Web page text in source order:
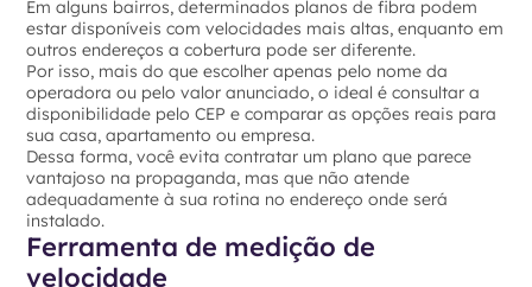
Em alguns bairros, determinados planos de fibra podem
estar disponíveis com velocidades mais altas, enquanto em
outros endereços a cobertura pode ser diferente.
Por isso, mais do que escolher apenas pelo nome da
operadora ou pelo valor anunciado, o ideal é consultar a
disponibilidade pelo CEP e comparar as opções reais para
sua casa, apartamento ou empresa.
Dessa forma, você evita contratar um plano que parece
vantajoso na propaganda, mas que não atende
adequadamente à sua rotina no endereço onde será
instalado.
Ferramenta de medição de
velocidade